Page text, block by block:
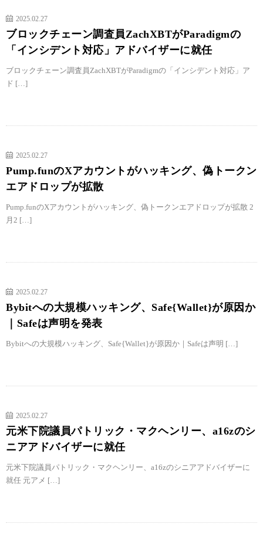
2025.02.27
ブロックチェーン調査員ZachXBTがParadigmの
「インシデント対応」アドバイザーに就任
ブロックチェーン調査員ZachXBTがParadigmの「インシデント対応」ア
ド […]
2025.02.27
Pump.funのXアカウントがハッキング、偽トークン
エアドロップが拡散
Pump.funのXアカウントがハッキング、偽トークンエアドロップが拡散 2
月2 […]
2025.02.27
Bybitへの大規模ハッキング、Safe{Wallet}が原因か
｜Safeは声明を発表
Bybitへの大規模ハッキング、Safe{Wallet}が原因か｜Safeは声明 […]
2025.02.27
元米下院議員パトリック・マクヘンリー、a16zのシ
ニアアドバイザーに就任
元米下院議員パトリック・マクヘンリー、a16zのシニアアドバイザーに
就任 元アメ […]